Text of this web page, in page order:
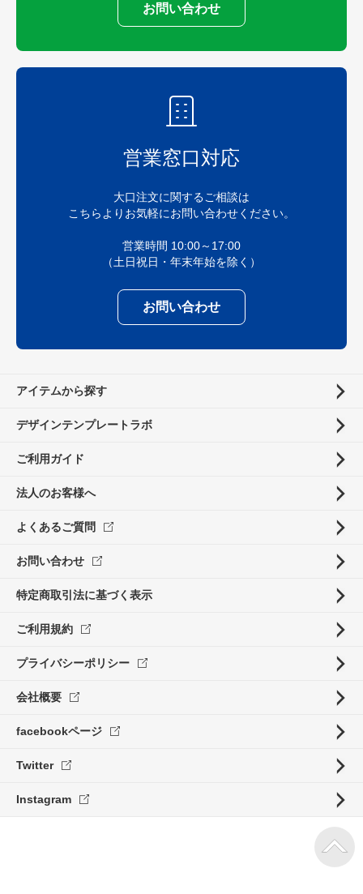
お問い合わせ
営業窓口対応
大口注文に関するご相談は
こちらよりお気軽にお問い合わせください。
営業時間 10:00～17:00
（土日祝日・年末年始を除く）
お問い合わせ
アイテムから探す
デザインテンプレートラボ
ご利用ガイド
法人のお客様へ
よくあるご質問
お問い合わせ
特定商取引法に基づく表示
ご利用規約
プライバシーポリシー
会社概要
facebookページ
Twitter
Instagram